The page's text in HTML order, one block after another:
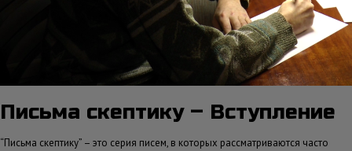
Письма скептику – Вступление
“Письма скептику” – это серия писем, в которых рассматриваются часто